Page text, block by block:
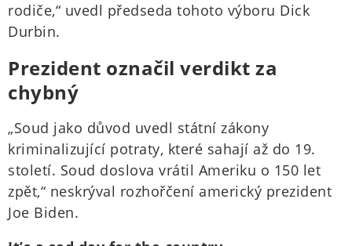
rodiče,“ uvedl předseda tohoto výboru Dick
Durbin.
Prezident označil verdikt za
chybný
„Soud jako důvod uvedl státní zákony
kriminalizující potraty, které sahají až do 19.
století. Soud doslova vrátil Ameriku o 150 let
zpět,“ neskrýval rozhořčení americký prezident
Joe Biden.